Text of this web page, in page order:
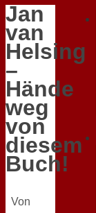
Jan
van
Helsing
–
Hände
weg
von
diesem
Buch!
Von